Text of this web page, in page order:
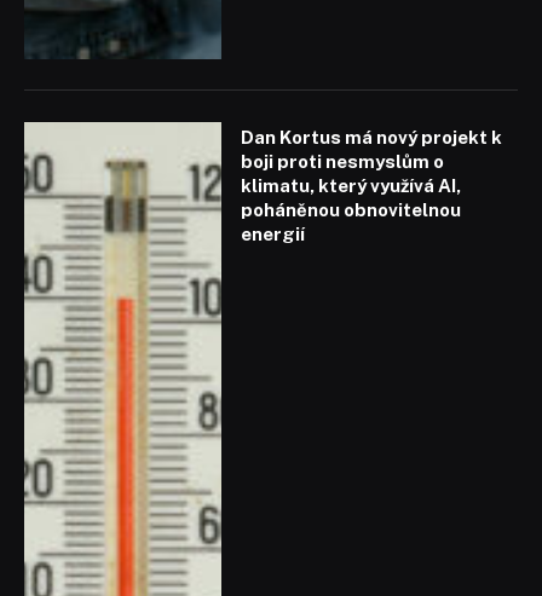
Dan Kortus má nový projekt k
boji proti nesmyslům o
klimatu, který využívá AI,
poháněnou obnovitelnou
energií